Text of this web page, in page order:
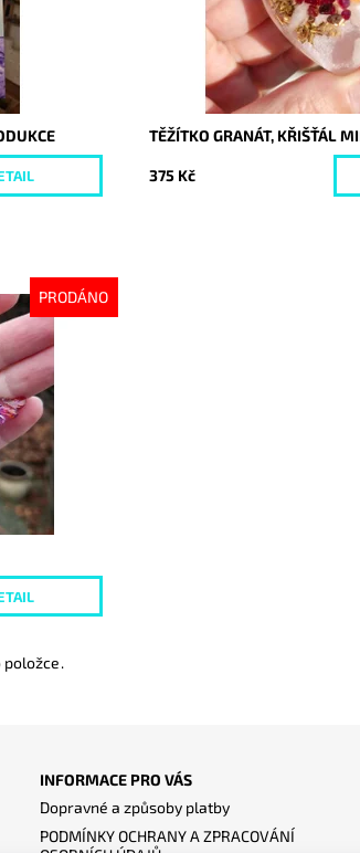
TĚŽÍTKO GRANÁT, KŘIŠŤÁL
375 Kč
PRODÁNO
položce.
INFORMACE PRO VÁS
Dopravné a způsoby platby
PODMÍNKY OCHRANY A ZPRACOVÁNÍ